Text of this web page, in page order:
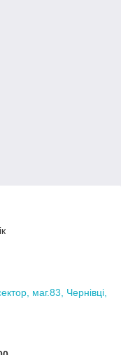
маг.83, Чернівці,